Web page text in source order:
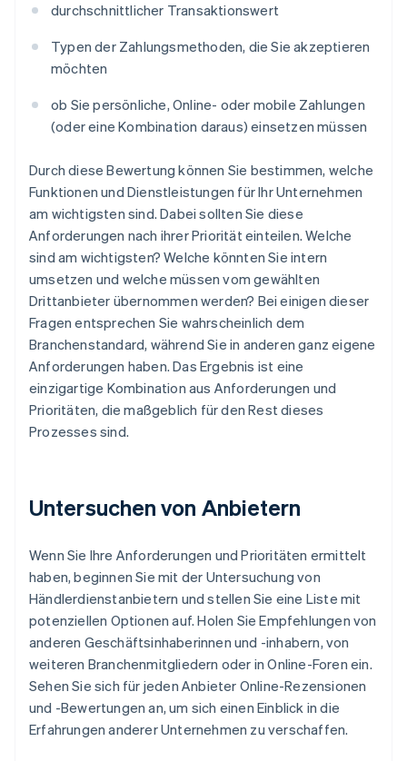
durchschnittlicher Transaktionswert
Typen der Zahlungsmethoden, die Sie akzeptieren
möchten
ob Sie persönliche, Online- oder mobile Zahlungen
(oder eine Kombination daraus) einsetzen müssen
Durch diese Bewertung können Sie bestimmen, welche
Funktionen und Dienstleistungen für Ihr Unternehmen
am wichtigsten sind. Dabei sollten Sie diese
Anforderungen nach ihrer Priorität einteilen. Welche
sind am wichtigsten? Welche könnten Sie intern
umsetzen und welche müssen vom gewählten
Drittanbieter übernommen werden? Bei einigen dieser
Fragen entsprechen Sie wahrscheinlich dem
Branchenstandard, während Sie in anderen ganz eigene
Anforderungen haben. Das Ergebnis ist eine
einzigartige Kombination aus Anforderungen und
Prioritäten, die maßgeblich für den Rest dieses
Prozesses sind.
Untersuchen von Anbietern
Wenn Sie Ihre Anforderungen und Prioritäten ermittelt
haben, beginnen Sie mit der Untersuchung von
Händlerdienstanbietern und stellen Sie eine Liste mit
potenziellen Optionen auf. Holen Sie Empfehlungen von
anderen Geschäftsinhaberinnen und -inhabern, von
weiteren Branchenmitgliedern oder in Online-Foren ein.
Sehen Sie sich für jeden Anbieter Online-Rezensionen
und -Bewertungen an, um sich einen Einblick in die
Erfahrungen anderer Unternehmen zu verschaffen.